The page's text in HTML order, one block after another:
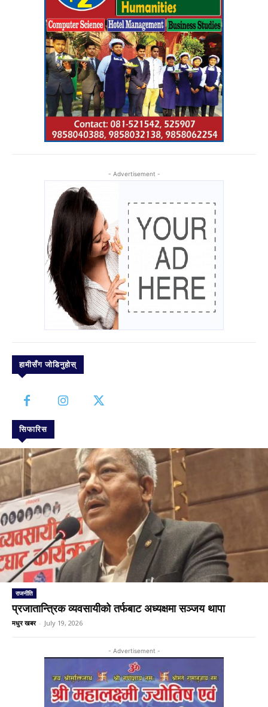
- Advertisement -
हामीसँग जोडिनुहोस्
सिफारिस
राजनीति
प्रजातान्त्रिक व्यवसायीको तर्फबाट अध्यक्षमा सञ्जय थापा
मधुर खबर - July 19, 2026
- Advertisement -